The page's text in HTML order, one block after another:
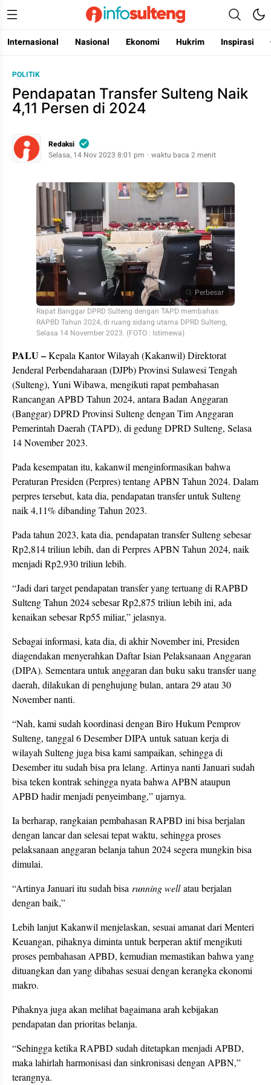
InfoSulteng
mengurai sulawesi tengah
Internasional Nasional Ekonomi Hukrim Inspirasi
POLITIK
Pendapatan Transfer Sulteng Naik
4,11 Persen di 2024
Redaksi
Selasa, 14 Nov 2023 8:01 pm
waktu baca 2 menit
Perbesar
Rapat Banggar DPRD Sulteng dengan TAPD membahas
RAPBD Tahun 2024, di ruang sidang utama DPRD Sulteng,
Selasa 14 November 2023. (FOTO : Istimewa)
PALU –Kepala Kantor Wilayah (Kakanwil) Direktorat
Jenderal Perbendaharaan (DJPb) Provinsi Sulawesi Tengah
(Sulteng), Yuni Wibawa, mengikuti rapat pembahasan
Rancangan APBD Tahun 2024, antara Badan Anggaran
(Banggar) DPRD Provinsi Sulteng dengan Tim Anggaran
Pemerintah Daerah (TAPD), di gedung DPRD Sulteng, Selasa
14 November 2023.
Pada kesempatan itu, kakanwil menginformasikan bahwa
Peraturan Presiden (Perpres) tentang APBN Tahun 2024. Dalam
perpres tersebut, kata dia, pendapatan transfer untuk Sulteng
naik 4,11% dibanding Tahun 2023.
Pada tahun 2023, kata dia, pendapatan transfer Sulteng sebesar
Rp2,814 triliun lebih, dan di Perpres APBN Tahun 2024, naik
menjadi Rp2,930 triliun lebih.
“Jadi dari target pendapatan transfer yang tertuang di RAPBD
Sulteng Tahun 2024 sebesar Rp2,875 triliun lebih ini, ada
kenaikan sebesar Rp55 miliar,” jelasnya.
Sebagai informasi, kata dia, di akhir November ini, Presiden
diagendakan menyerahkan Daftar Isian Pelaksanaan Anggaran
(DIPA). Sementara untuk anggaran dan buku saku transfer uang
daerah, dilakukan di penghujung bulan, antara 29 atau 30
November nanti.
“Nah, kami sudah koordinasi dengan Biro Hukum Pemprov
Sulteng, tanggal 6 Desember DIPA untuk satuan kerja di
wilayah Sulteng juga bisa kami sampaikan, sehingga di
Desember itu sudah bisa pra lelang. Artinya nanti Januari sudah
bisa teken kontrak sehingga nyata bahwa APBN ataupun
APBD hadir menjadi penyeimbang,” ujarnya.
Ia berharap, rangkaian pembahasan RAPBD ini bisa berjalan
dengan lancar dan selesai tepat waktu, sehingga proses
pelaksanaan anggaran belanja tahun 2024 segera mungkin bisa
dimulai.
“Artinya Januari itu sudah bisa running wellatau berjalan
dengan baik,”
Lebih lanjut Kakanwil menjelaskan, sesuai amanat dari Menteri
Keuangan, pihaknya diminta untuk berperan aktif mengikuti
proses pembahasan APBD, kemudian memastikan bahwa yang
dituangkan dan yang dibahas sesuai dengan kerangka ekonomi
makro.
Pihaknya juga akan melihat bagaimana arah kebijakan
pendapatan dan prioritas belanja.
“Sehingga ketika RAPBD sudah ditetapkan menjadi APBD,
maka lahirlah harmonisasi dan sinkronisasi dengan APBN,”
terangnya.